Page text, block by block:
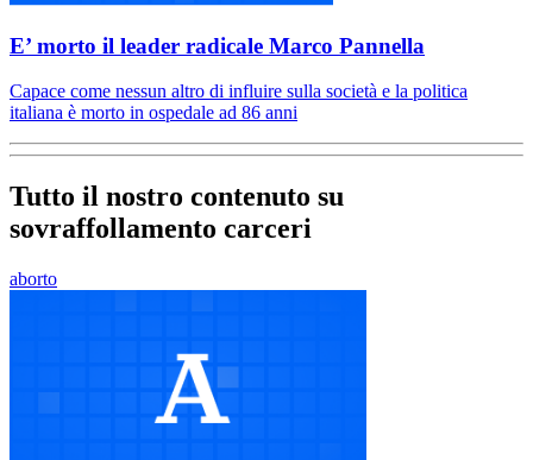
E’ morto il leader radicale Marco Pannella
Capace come nessun altro di influire sulla società e la politica
italiana è morto in ospedale ad 86 anni
Tutto il nostro contenuto su
sovraffollamento carceri
aborto